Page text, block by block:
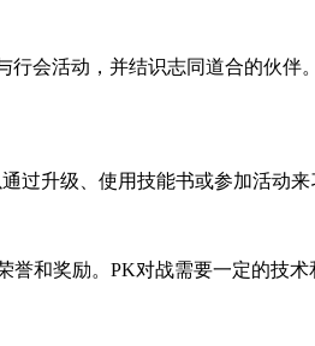
会活动，并结识志同道合的伙
升级、使用技能书或参加活动
和奖励。PK对战需要一定的技术